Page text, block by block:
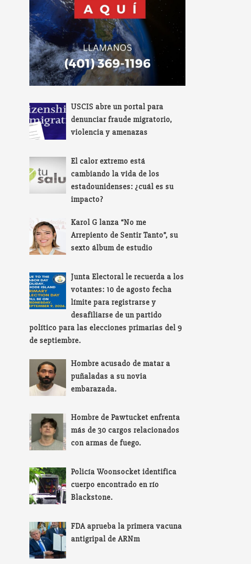
USCIS abre un portal para
denunciar fraude migratorio,
violencia y amenazas
El calor extremo está
cambiando la vida de los
estadounidenses: ¿cuál es su
impacto?
Karol G lanza “No me
Arrepiento de Sentir Tanto”, su
sexto álbum de estudio
Junta Electoral le recuerda a los
votantes: 10 de agosto fecha
límite para registrarse y
desafiliarse de un partido
político para las elecciones primarias del 9
de septiembre.
Hombre acusado de matar a
puñaladas a su novia
embarazada.
Hombre de Pawtucket enfrenta
más de 30 cargos relacionados
con armas de fuego.
Policía Woonsocket identifica
cuerpo encontrado en río
Blackstone.
FDA aprueba la primera vacuna
antigripal de ARNm